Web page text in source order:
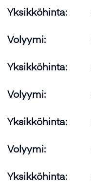
Yksikköhinta:
Volyymi:
Yksikköhinta:
Volyymi:
Yksikköhinta:
Volyymi:
Yksikköhinta: